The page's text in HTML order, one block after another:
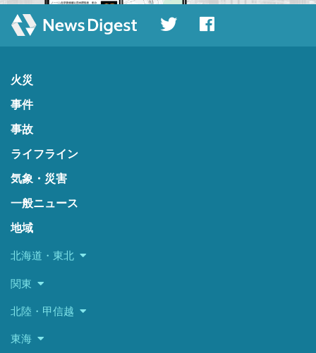
火災
事件
事故
ライフライン
気象・災害
一般ニュース
地域
北海道・東北
関東
北陸・甲信越
東海